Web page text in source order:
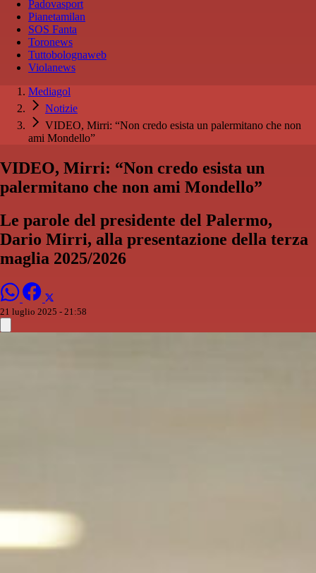
Padovasport
Pianetamilan
SOS Fanta
Toronews
Tuttobolognaweb
Violanews
Mediagol
Notizie
VIDEO, Mirri: “Non credo esista un palermitano che non
ami Mondello”
VIDEO, Mirri: “Non credo esista un
palermitano che non ami Mondello”
Le parole del presidente del Palermo,
Dario Mirri, alla presentazione della terza
maglia 2025/2026
21 luglio 2025 - 21:58